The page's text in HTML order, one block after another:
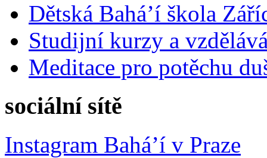
Dětská Bahá’í škola
Studijní kurzy a
Meditace pro potěchu
sociální sítě
Instagram Bahá’í v Praze